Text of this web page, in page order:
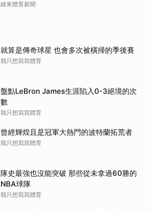
緯來體育新聞
就算是傳奇球星 也會多次被橫掃的季後賽
我只想寫寫體育
盤點LeBron James生涯陷入0-3絕境的次
數
我只想寫寫體育
曾經輝煌且是冠軍大熱門的波特蘭拓荒者
我只想寫寫體育
隊史最強也沒能突破 那些從未拿過60勝的
NBA球隊
我只想寫寫體育